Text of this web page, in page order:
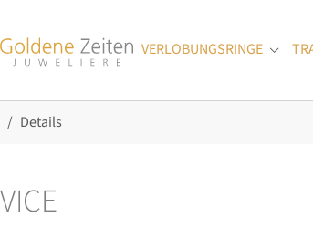
VERLOBUNGSRINGE
Details